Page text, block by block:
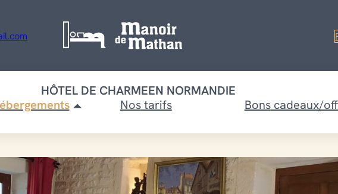
HÔTEL DE CHARMEEN NORMANDIE
Nostarifs Bonscadeaux/
Nos
Découvrez nos chambres &
hébergements